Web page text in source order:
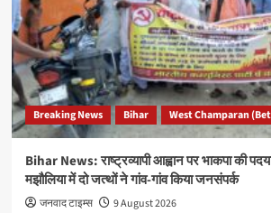
Breaking News Bihar West Champaran
Bihar News: राष्ट्रव्यापी आह्वान पर भाकपा की
मझौलिया में दो जत्थों ने गांव-गांव किया जनसंपर्क
जनवाद टाइम्स 9 August 2026